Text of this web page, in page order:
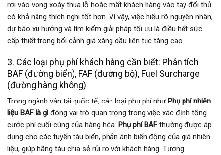
rơi vào vòng xoáy thua lỗ hoặc mất khách hàng vào tay đối thủ
có khả năng thích nghi tốt hơn. Vì vậy, việc hiểu rõ nguyên nhân,
dự báo xu hướng và tìm kiếm giải pháp tối ưu là điều hết sức
cấp thiết trong bối cảnh giá xăng dầu liên tục tăng cao.
3. Các loại phụ phí khách hàng cần biết: Phân tích
BAF (đường biển), FAF (đường bộ), Fuel Surcharge
(đường hàng không)
Trong ngành vận tải quốc tế, các loại phụ phí như Phụ phí nhiên
liệu BAF là gì đóng vai trò quan trọng trong việc xác định tổng
cước phí cuối cùng của hàng hóa. Phụ phí BAF thường được áp
dụng cho các tuyến tàu biển, phản ánh biến động của giá nhiên
liệu, giúp hãng tàu chia sẻ rủi ro với khách hàng. Tương